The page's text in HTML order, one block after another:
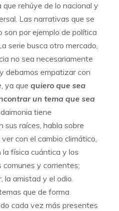
rehúye de lo nacional y
Las narrativas que se
son por ejemplo de política
serie busca otro mercado,
no sea necesariamente
debamos empatizar con
ya que quiero que sea
un tema que sea
tiene
raíces, habla sobre
con el cambio climático,
la física cuántica y los
y corrientes;
la amistad y el odio.
que de forma
cada vez más presentes